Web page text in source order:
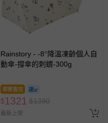
Rainstory - -8°降溫凍齡個人自
動傘-撐傘的刺蝟-300g
即將售完
$1321 $1390
最新上架